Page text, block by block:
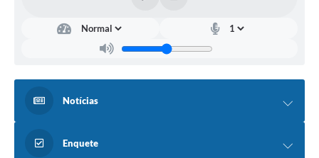
Notícias
Enquete